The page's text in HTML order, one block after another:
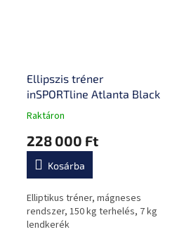
Ellipszis tréner
inSPORTline Atlanta Black
A
átlagos
értékelése
0,0
csillag.
Raktáron
228 000 Ft
Kosárba
Elliptikus tréner, mágneses
rendszer, 150 kg terhelés, 7 kg
lendkerék